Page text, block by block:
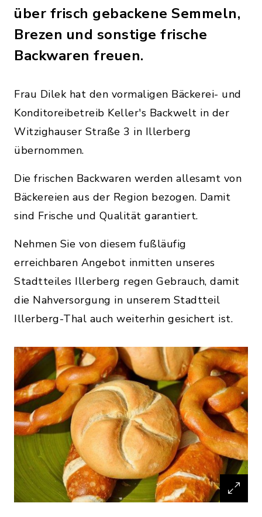
über frisch gebackene Semmeln,
Brezen und sonstige frische
Backwaren freuen.
Frau Dilek hat den vormaligen Bäckerei- und
Konditoreibetreib Keller's Backwelt in der
Witzighauser Straße 3 in Illerberg
übernommen.
Die frischen Backwaren werden allesamt von
Bäckereien aus der Region bezogen. Damit
sind Frische und Qualität garantiert.
Nehmen Sie von diesem fußläufig
erreichbaren Angebot inmitten unseres
Stadtteiles Illerberg regen Gebrauch, damit
die Nahversorgung in unserem Stadtteil
Illerberg-Thal auch weiterhin gesichert ist.